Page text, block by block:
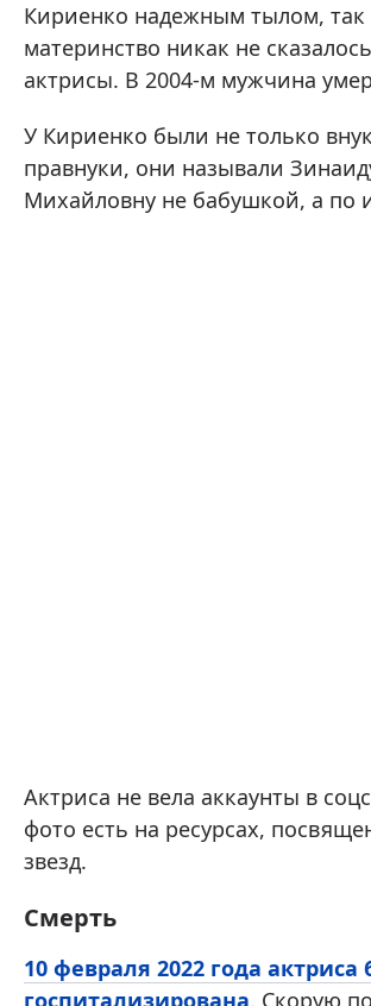
Кириенко надежным тылом, так
материнство никак не
актрисы. В 2004-м мужчина
У Кириенко были не только
правнуки, они называли
Михайловну не бабушкой, а по
Актриса не вела аккаунты в
фото есть на ресурсах,
звезд.
Смерть
10 февраля 2022 года актриса